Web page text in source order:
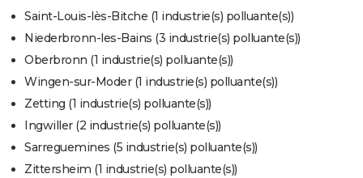
COPAINS D'AVANT
S'inscrire
Se connecter
Lycées
Collèges
Primaires
Universités
Entreprises
Service militaire
Avis de recherche
FORUM
Bricolage
Lifestyle
Culture
Sport
Auto
Television
Voyage
Cinema
Saint-Louis-lès-Bitche (1 industrie(s) polluante(s))
Niederbronn-les-Bains (3 industrie(s) polluante(s))
Oberbronn (1 industrie(s) polluante(s))
Wingen-sur-Moder (1 industrie(s) polluante(s))
Zetting (1 industrie(s) polluante(s))
Ingwiller (2 industrie(s) polluante(s))
Sarreguemines (5 industrie(s) polluante(s))
Zittersheim (1 industrie(s) polluante(s))